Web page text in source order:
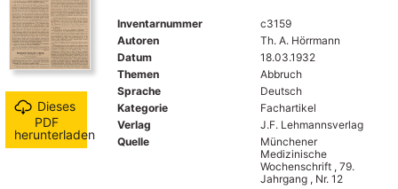
Dieses
PDF
herunterladen
Inventarnummer
c3159
Autoren
Th. A. Hörrmann
Datum
18.03.1932
Themen
Abbruch
Sprache
Deutsch
Kategorie
Fachartikel
Verlag
J.F. Lehmannsverlag
Quelle
Münchener
Medizinische
Wochenschrift , 79.
Jahrgang , Nr. 12